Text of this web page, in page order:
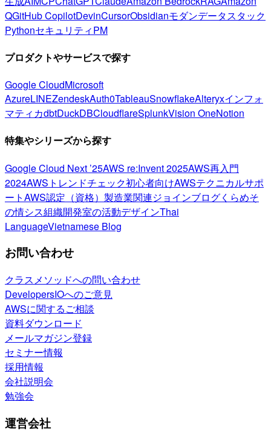
QGitHub CopilotDevinCursorObsidianモダンデータスタック
PythonセキュリティPM
プロダクトやサービスで探す
Google CloudMicrosoft
AzureLINEZendeskAuth0TableauSnowflakeAlteryxインフォ
マティカdbtDuckDBCloudflareSplunkVision OneNotion
特集やシリーズから探す
Google Cloud Next ’25AWS re:Invent 2025AWS再入門
2024AWSトレンドチェック初心者向けAWSテクニカルサポ
ートAWS認定（資格） 製造業関連ジョインブログくらめそ
の情シス組織開発室の活動デザインThai
LanguageVietnamese Blog
お問い合わせ
クラスメソッドへの問い合わせ
DevelopersIOへのご意見
AWSに関するご相談
資料ダウンロード
メールマガジン登録
セミナー情報
採用情報
会社説明会
勉強会
運営会社